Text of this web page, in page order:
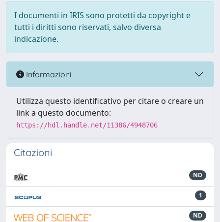
I documenti in IRIS sono protetti da copyright e
tutti i diritti sono riservati, salvo diversa
indicazione.
Informazioni
Utilizza questo identificativo per citare o creare un
link a questo documento:
https://hdl.handle.net/11386/4948706
Citazioni
ND
1
ND